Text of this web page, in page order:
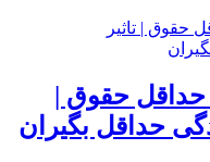
حداقل حقوق |
حداقل بگیران